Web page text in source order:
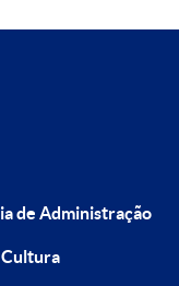
de Administração
Cultura